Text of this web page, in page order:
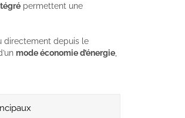
permettent une
directement depuis le
mode économie d’énergie,